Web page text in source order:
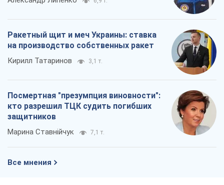
Ракетный щит и меч Украины: ставка
на производство собственных ракет
Кирилл Татаринов 3,1 т.
Посмертная "презумпция виновности":
кто разрешил ТЦК судить погибших
защитников
Марина Ставнійчук 7,1 т.
Все мнения